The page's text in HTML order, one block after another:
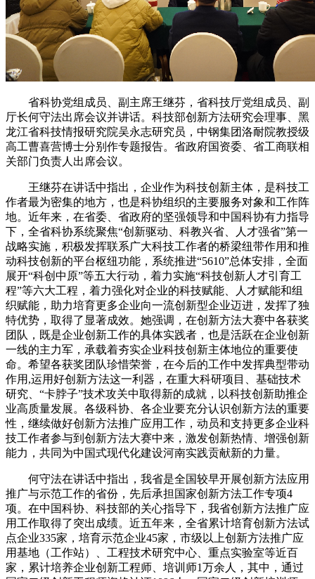
省科协党组成员、副主席王继芬，省科技厅党组成员、副
厅长何守法出席会议并讲话。科技部创新方法研究会理事、黑
龙江省科技情报研究院吴永志研究员，中钢集团洛耐院教授级
高工曹喜营博士分别作专题报告。省政府国资委、省工商联相
关部门负责人出席会议。
王继芬在讲话中指出，企业作为科技创新主体，是科技工
作者最为密集的地方，也是科协组织的主要服务对象和工作阵
地。近年来，在省委、省政府的坚强领导和中国科协有力指导
下，全省科协系统聚焦“创新驱动、科教兴省、人才强省”第一
战略实施，积极发挥联系广大科技工作者的桥梁纽带作用和推
动科技创新的平台枢纽功能，系统推进“5610”总体安排，全面
展开“科创中原”等五大行动，着力实施“科技创新人才引育工
程”等六大工程，着力强化对企业的科技赋能、人才赋能和组
织赋能，助力培育更多企业向一流创新型企业迈进，发挥了独
特优势，取得了显著成效。她强调，在创新方法大赛中各获奖
团队，既是企业创新工作的具体实践者，也是活跃在企业创新
一线的主力军，承载着夯实企业科技创新主体地位的重要使
命。希望各获奖团队珍惜荣誉，在今后的工作中发挥典型带动
作用,运用好创新方法这一利器，在重大科研项目、基础技术
研究、“卡脖子”技术攻关中取得新的成就，以科技创新助推企
业高质量发展。各级科协、各企业要充分认识创新方法的重要
性，继续做好创新方法推广应用工作，动员和支持更多企业科
技工作者参与到创新方法大赛中来，激发创新热情、增强创新
能力，共同为中国式现代化建设河南实践贡献新的力量。
何守法在讲话中指出，我省是全国较早开展创新方法应用
推广与示范工作的省份，先后承担国家创新方法工作专项4
项。在中国科协、科技部的关心指导下，我省创新方法推广应
用工作取得了突出成绩。近五年来，全省累计培育创新方法试
点企业335家，培育示范企业45家，市级以上创新方法推广应
用基地（工作站）、工程技术研究中心、重点实验室等近百
家，累计培养企业创新工程师、培训师1万余人，其中，通过